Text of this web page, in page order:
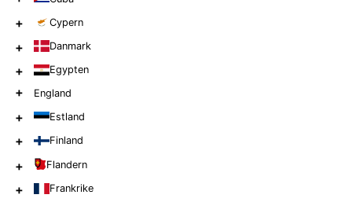
+ Cypern
+ Danmark
+ Egypten
+ England
+ Estland
+ Finland
+ Flandern
+ Frankrike